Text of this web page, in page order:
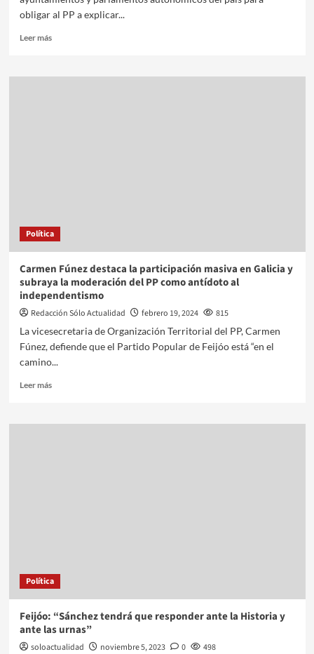
obligar al PP a explicar...
Leer más
Política
Carmen Fúnez destaca la participación masiva en Galicia y
subraya la moderación del PP como antídoto al
independentismo
Redacción Sólo Actualidad febrero 19, 2024
815
La vicesecretaria de Organización Territorial del PP, Carmen
Fúnez, defiende que el Partido Popular de Feijóo está “en el
camino...
Leer más
Política
Feijóo: “Sánchez tendrá que responder ante la Historia y
ante las urnas”
soloactualidad noviembre 5, 2023 0
498